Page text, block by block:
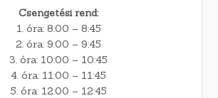
Csengetési rend:
1. óra: 8:00 – 8:45
2. óra: 9:00 – 9:45
3. óra: 10:00 – 10:45
4. óra: 11:00 – 11:45
5. óra: 12:00 – 12:45